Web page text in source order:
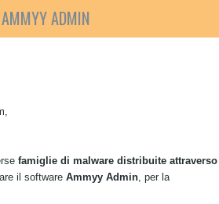
ADMIN
famiglie di malware distribuite attraverso
il software Ammyy Admin, per la